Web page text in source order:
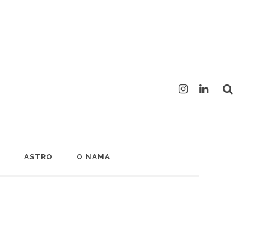
ASTRO O NAMA